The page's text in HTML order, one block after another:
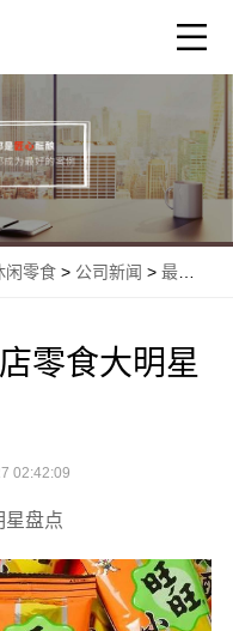
闲零食> 公司新闻 > 最新高端海苔连锁店零食大明星盘点
零食大明星
02:42:09
星盘点